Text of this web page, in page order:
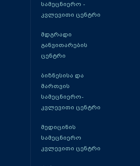
სამეცნიერო -
კვლევითი ცენტრი
მდგრადი
განვითარების
ცენტრი
ბიზნესისა და
მართვის
სამეცნიერო-
კვლევითი ცენტრი
მედიცინის
სამეცნიერო
კვლევითი ცენტრი